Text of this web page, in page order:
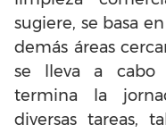
sugiere, se basa
demás áreas
se lleva a cabo
termina la
diversas tareas,